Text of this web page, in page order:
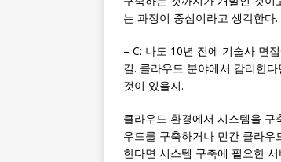
는 과정이 중심이라고 생각한다.
– C: 나도 10년 전에 기술사 면
길. 클라우드 분야에서 감리한
것이 있을지.
클라우드 환경에서 시스템을
우드를 구축하거나 민간 클라
한다면 시스템 구축에 필요한